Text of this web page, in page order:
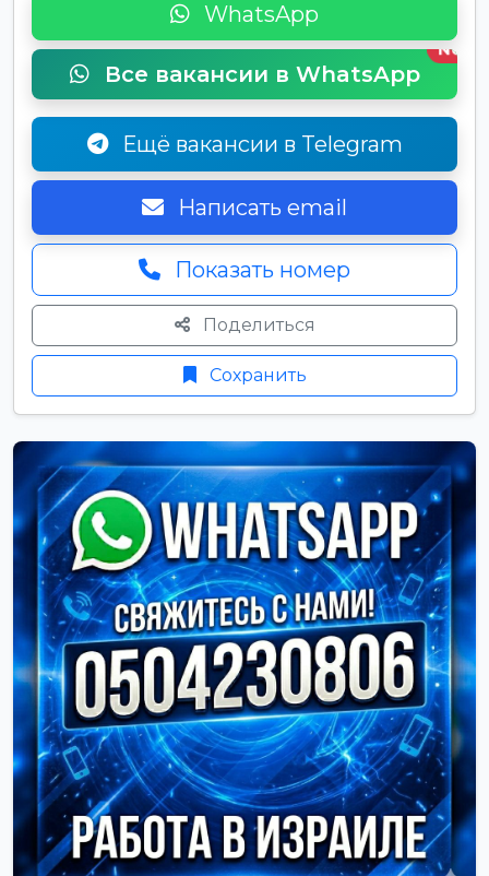
WhatsApp
Все вакансии в WhatsApp
New
Ещё вакансии в Telegram
Написать email
Показать номер
Поделиться
Сохранить